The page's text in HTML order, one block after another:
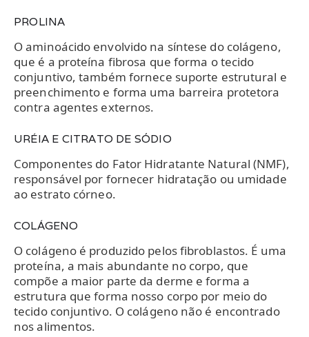
PROLINA
O aminoácido envolvido na síntese do colágeno,
que é a proteína fibrosa que forma o tecido
conjuntivo, também fornece suporte estrutural e
preenchimento e forma uma barreira protetora
contra agentes externos.
URÉIA E CITRATO DE SÓDIO
Componentes do Fator Hidratante Natural (NMF),
responsável por fornecer hidratação ou umidade
ao estrato córneo.
COLÁGENO
O colágeno é produzido pelos fibroblastos. É uma
proteína, a mais abundante no corpo, que
compõe a maior parte da derme e forma a
estrutura que forma nosso corpo por meio do
tecido conjuntivo. O colágeno não é encontrado
nos alimentos.